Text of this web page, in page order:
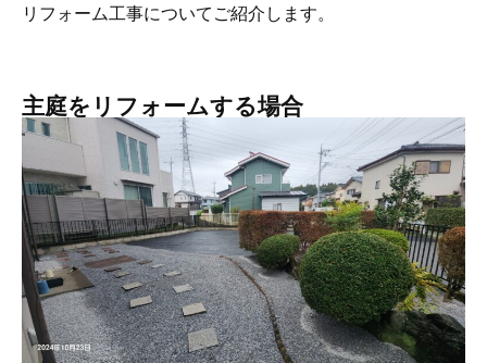
リフォーム工事についてご紹介します。
主庭をリフォームする場合